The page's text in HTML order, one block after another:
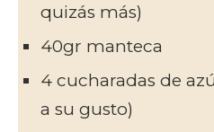
quizás más)
40gr manteca
4 cucharadas de
a su gusto)